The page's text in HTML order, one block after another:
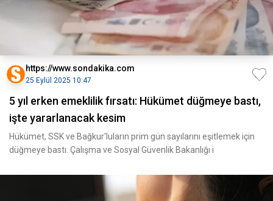
https://www.sondakika.com
25 Eylül 2025 10:47
5 yıl erken emeklilik fırsatı: Hükümet düğmeye bastı,
işte yararlanacak kesim
Hükümet, SSK ve Bağkur'luların prim gün sayılarını eşitlemek için
düğmeye bastı. Çalışma ve Sosyal Güvenlik Bakanlığı i